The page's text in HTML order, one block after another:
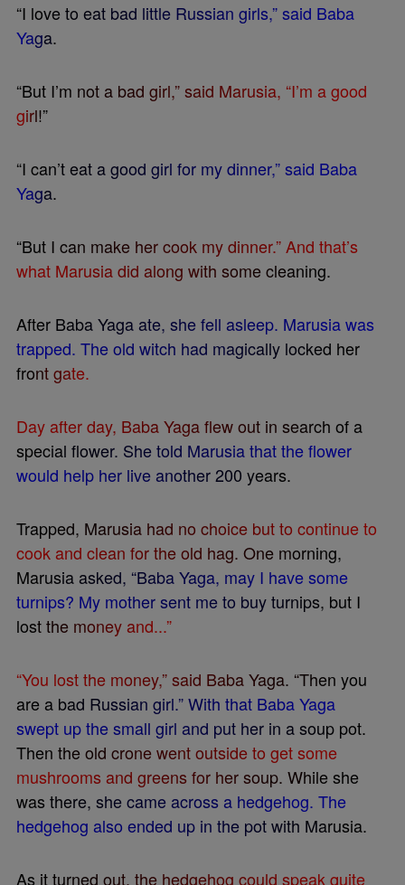
“I loveto eat bad little Russian girls,”said Baba
Yaga.
“But I’m nota bad girl,”said Marusia, “I’m agood
girl!”
“I can’teatagood girl for mydinner,”said Baba
Yaga.
“But I can make hercook mydinner.”And that’s
what Marusiadid along with somecleaning.
After BabaYagaate, shefell asleep. Marusiawas
trapped. Theold witch had magically locked her
frontgate.
Dayafterday, BabaYagafewout in search ofa
special fower. Shetold Marusiathatthefower
would help her liveanother200 years.
Trapped, Marusia had no choice butto continueto
cookand clean fortheold hag. One morning,
Marusiaasked, “BabaYaga, may I havesome
turnips? My mothersent meto buyturnips, but I
lostthe moneyand...”
“You lostthe money,”said BabaYaga. “Then you
area bad Russian girl.”With that BabaYaga
swept upthesmall girl and put her in asoup pot.
Then theold cronewentoutsideto getsome
mushrooms and greens for hersoup. Whileshe
was there, shecameacross a hedgehog. The
hedgehog also ended up in the potwith Marusia.
As itturned out, the hedgehog could speak quite